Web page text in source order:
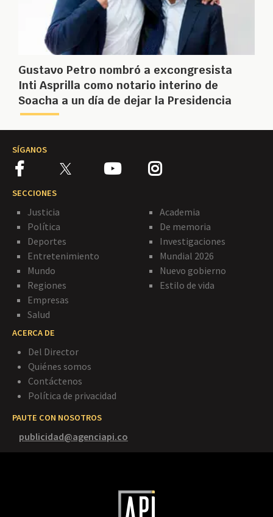
Gustavo Petro nombró a excongresista
Inti Asprilla como notario interino de
Soacha a un día de dejar la Presidencia
SÍGANOS
SECCIONES
Justicia
Política
Deportes
Entretenimiento
Mundo
Regiones
Empresas
Salud
Academia
De memoria
Investigaciones
Mundial 2026
Nuevo gobierno
Estilo de vida
ACERCA DE
Del Director
Quiénes somos
Contáctenos
Política de privacidad
PAUTE CON NOSOTROS
publicidad@agenciapi.co